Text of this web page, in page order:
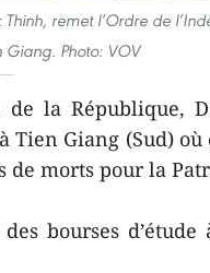
remet l’Ordre de
Giang. Photo: VOV
la République,
Tien Giang (Sud)
de morts pour la
bourses